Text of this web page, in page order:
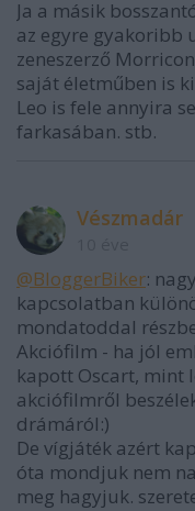
Ja a másik
az egyre gyakoribb
zeneszerző
saját életműben is
Leo is fele annyira
farkasában. stb.
Vészmadár
@BloggerBiker:
kapcsolatban
mondatoddal
Akciófilm - ha jól
kapott Oscart, mint
akciófilmről
drámáról:)
De vígjáték azért
óta mondjuk nem
meg hagyjuk.